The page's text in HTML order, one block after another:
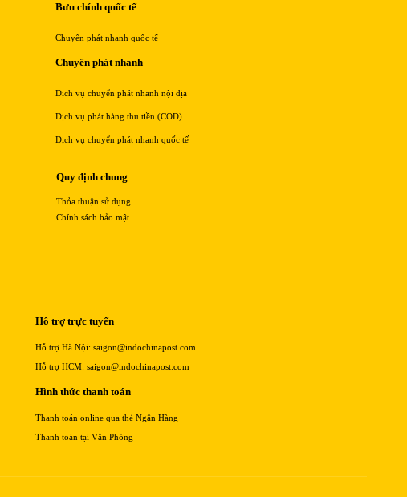
Bưu chính quốc tế
Chuyển phát nhanh quốc tế
Chuyển phát nhanh
Dịch vụ chuyển phát nhanh nội địa
Dịch vụ phát hàng thu tiền (COD)
Dịch vụ chuyển phát nhanh quốc tế
Quy định chung
Thỏa thuận sử dụng
Chính sách bảo mật
Hỗ trợ trực tuyến
Hỗ trợ Hà Nội: saigon@indochinapost.com
Hỗ trợ HCM: saigon@indochinapost.com
Hình thức thanh toán
Thanh toán online qua thẻ Ngân Hàng
Thanh toán tại Văn Phòng